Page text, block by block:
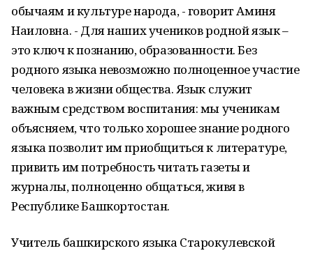
обычаям и культуре народа, - говорит Аминя
Наиловна. - Для наших учеников родной язык –
это ключ к познанию, образованности. Без
родного языка невозможно полноценное участие
человека в жизни общества. Язык служит
важным средством воспитания: мы ученикам
объясняем, что только хорошее знание родного
языка позволит им приобщиться к литературе,
привить им потребность читать газеты и
журналы, полноценно общаться, живя в
Республике Башкортостан.
Учитель башкирского языка Старокулевской